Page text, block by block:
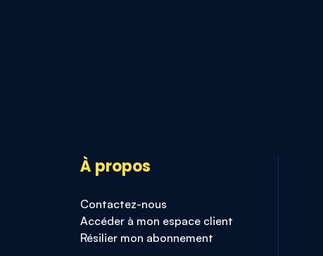
À propos
Contactez-nous
Accéder à mon espace client
Résilier mon abonnement